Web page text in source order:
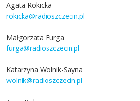
Agata Rokicka
rokicka@radioszczecin.pl
Małgorzata Furga
furga@radioszczecin.pl
Katarzyna Wolnik-Sayna
wolnik@radioszczecin.pl